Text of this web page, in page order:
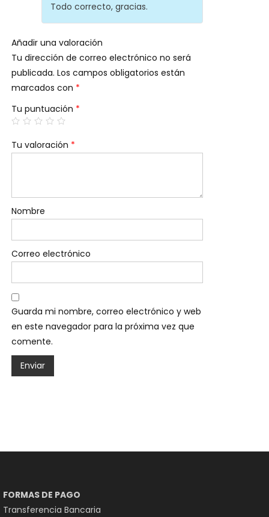
Todo correcto, gracias.
Añadir una valoración
Tu dirección de correo electrónico no será
publicada. Los campos obligatorios están
marcados con *
Tu puntuación *
Tu valoración *
Nombre
Correo electrónico
Guarda mi nombre, correo electrónico y web
en este navegador para la próxima vez que
comente.
FORMAS DE PAGO
Transferencia Bancaria